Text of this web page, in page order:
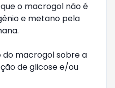
o macrogol não é
e metano pela
macrogol sobre a
de glicose e/ou